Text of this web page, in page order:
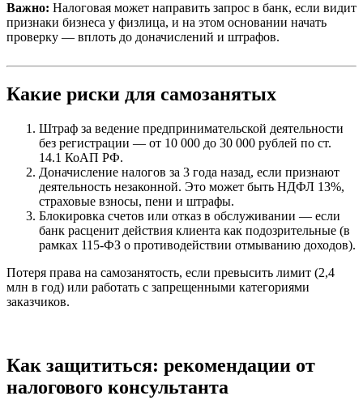
Важно: Налоговая может направить запрос в банк, если видит
признаки бизнеса у физлица, и на этом основании начать
проверку — вплоть до доначислений и штрафов.
Какие риски для самозанятых
Штраф за ведение предпринимательской деятельности
без регистрации — от 10 000 до 30 000 рублей по ст.
14.1 КоАП РФ.
Доначисление налогов за 3 года назад, если признают
деятельность незаконной. Это может быть НДФЛ 13%,
страховые взносы, пени и штрафы.
Блокировка счетов или отказ в обслуживании — если
банк расценит действия клиента как подозрительные (в
рамках 115-ФЗ о противодействии отмыванию доходов).
Потеря права на самозанятость, если превысить лимит (2,4
млн в год) или работать с запрещенными категориями
заказчиков.
Как защититься: рекомендации от
налогового консультанта